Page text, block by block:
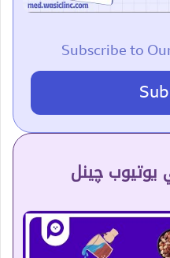
Subscribe to
یوتیوب چینل